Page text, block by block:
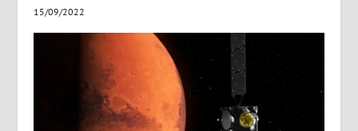
15/09/2022